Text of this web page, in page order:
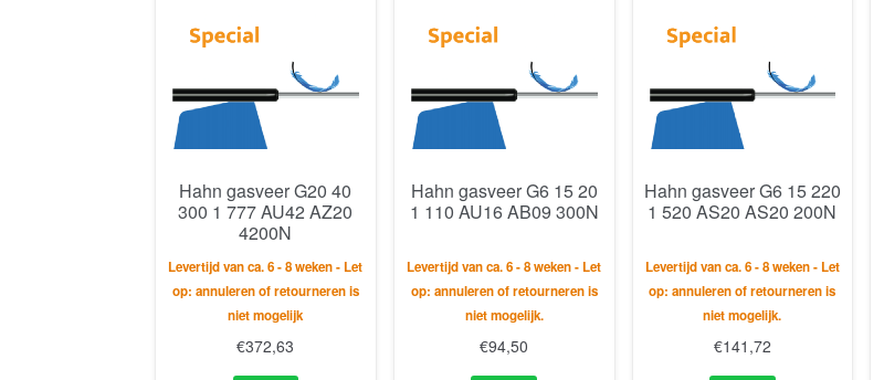
Hahn gasveer G20 40
300 1 777 AU42 AZ20
4200N
Levertijd van ca. 6 - 8 weken - Let
op: annuleren of retourneren is
niet mogelijk
€372,63
Hahn gasveer G6 15 20
1 110 AU16 AB09 300N
Levertijd van ca. 6 - 8 weken - Let
op: annuleren of retourneren is
niet mogelijk.
€94,50
Hahn gasveer G6 15 220
1 520 AS20 AS20 200N
Levertijd van ca. 6 - 8 weken - Let
op: annuleren of retourneren is
niet mogelijk.
€141,72